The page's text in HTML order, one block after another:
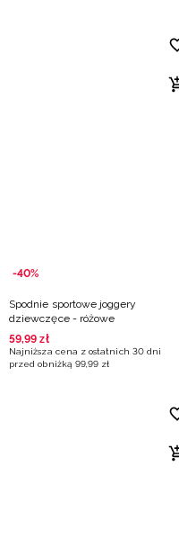
-40%
Spodnie sportowe joggery
dziewczęce - różowe
59,99 zł
Najniższa cena z ostatnich 30 dni
przed obniżką 99,99 zł